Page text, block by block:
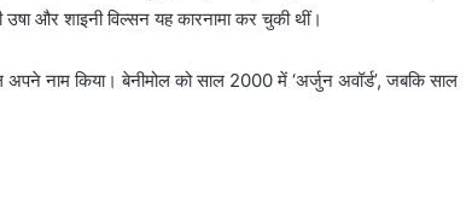
उषा और शाइनी विल्सन यह कारनामा कर चुकी थीं।
नाम किया। बेनीमोल को साल 2000 में ‘अर्जुन अवॉर्ड’, जबकि साल